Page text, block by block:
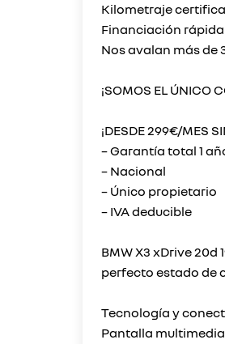
Kilometraje
Financiación
Nos avalan más de
¡SOMOS EL ÚNICO
¡DESDE 299€/MES
– Garantía total 1
– Nacional
– Único propietario
– IVA deducible
BMW X3 xDrive
perfecto estado de
Tecnología y
Pantalla